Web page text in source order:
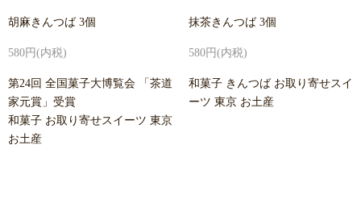
胡麻きんつば 3個
580円(内税)
第24回 全国菓子大博覧会 「茶道
家元賞」受賞
和菓子 お取り寄せスイーツ 東京
お土産
抹茶きんつば 3個
580円(内税)
和菓子 きんつば お取り寄せスイ
ーツ 東京 お土産